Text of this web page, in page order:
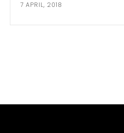
7 APRIL, 2018